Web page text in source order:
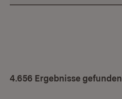
4.656 Ergebnisse gefunden